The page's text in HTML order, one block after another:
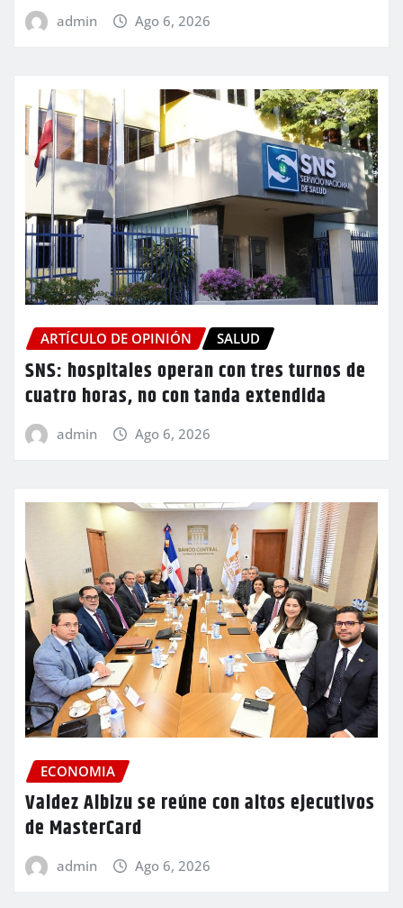
admin Ago 6, 2026
ARTÍCULO DE OPINIÓN SALUD
SNS: hospitales operan con tres turnos de
cuatro horas, no con tanda extendida
admin Ago 6, 2026
ECONOMIA
Valdez Albizu se reúne con altos ejecutivos
de MasterCard
admin Ago 6, 2026